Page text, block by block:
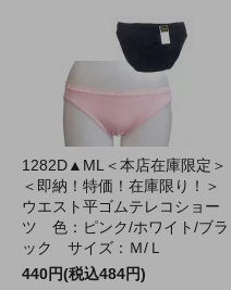
1282D▲ML＜本店在庫限定＞
＜即納！特価！在庫限り！＞
ウエスト平ゴムテレコショー
ツ 色：ピンク/ホワイト/ブラ
ック サイズ：Ｍ/Ｌ
440円(税込484円)